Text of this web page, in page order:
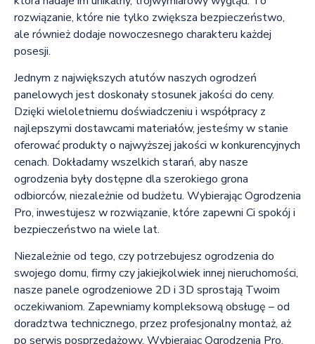
rozwiązanie, które nie tylko zwiększa bezpieczeństwo,
ale również dodaje nowoczesnego charakteru każdej
posesji.
Jednym z największych atutów naszych ogrodzeń
panelowych jest doskonały stosunek jakości do ceny.
Dzięki wieloletniemu doświadczeniu i współpracy z
najlepszymi dostawcami materiałów, jesteśmy w stanie
oferować produkty o najwyższej jakości w konkurencyjnych
cenach. Dokładamy wszelkich starań, aby nasze
ogrodzenia były dostępne dla szerokiego grona
odbiorców, niezależnie od budżetu. Wybierając Ogrodzenia
Pro, inwestujesz w rozwiązanie, które zapewni Ci spokój i
bezpieczeństwo na wiele lat.
Niezależnie od tego, czy potrzebujesz ogrodzenia do
swojego domu, firmy czy jakiejkolwiek innej nieruchomości,
nasze panele ogrodzeniowe 2D i 3D sprostają Twoim
oczekiwaniom. Zapewniamy kompleksową obsługę – od
doradztwa technicznego, przez profesjonalny montaż, aż
po serwis posprzedażowy. Wybierając Ogrodzenia Pro,